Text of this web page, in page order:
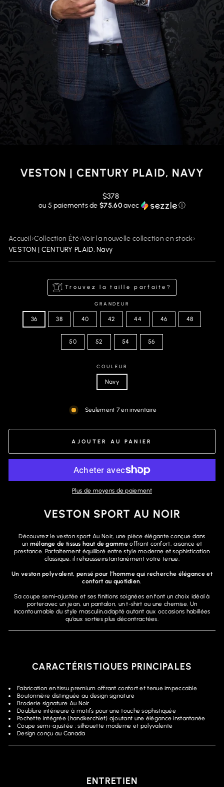
VESTON | CENTURY PLAID, NAVY
Prix
régulier
$378
ou 5 paiements de$75.60avec ⓘ
Accueil›Collection Été›Voir la nouvelle collection en stock›
VESTON | CENTURY PLAID, Navy
Trouvez la taille parfaite?
GRANDEUR
36 38 40 42 44 46 48
50 52 54 56
COULEUR
Navy
Seulement 7 en inventaire
AJOUTER AU PANIER
Plus de moyens de paiement
VESTON SPORT AU NOIR
Découvrez le veston sport Au Noir, une pièce élégante conçue dans
un mélange de tissus haut de gammeoffrant confort, aisance et
prestance. Parfaitement équilibré entre style moderne et sophistication
classique, il rehausseinstantanément votre tenue.
Un veston polyvalent, pensé pour l’homme qui recherche élégance et
confort au quotidien.
Sa coupe semi-ajustée et ses finitions soignées en font un choix idéal à
porteravec un jean, un pantalon, un t-shirt ou une chemise. Un
incontournable du style masculin,adapté autant aux occasions habillées
qu’aux sorties plus décontractées.
CARACTÉRISTIQUES PRINCIPALES
Fabrication en tissu premium offrant confort et tenue impeccable
Boutonnière distinguée au design signature
Broderie signature Au Noir
Doublure intérieure à motifs pour une touche sophistiquée
Pochette intégrée (handkerchief) ajoutant une élégance instantanée
Coupe semi-ajustée : silhouette moderne et polyvalente
Design conçu au Canada
ENTRETIEN